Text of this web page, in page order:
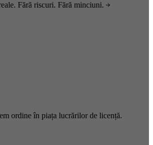
Fără riscuri. Fără minciuni.
ordine în piața lucrărilor de licență.